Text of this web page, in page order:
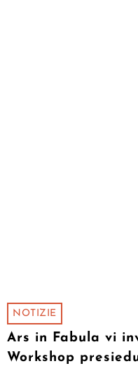
NOTIZIE
Ars in Fabula vi
Workshop